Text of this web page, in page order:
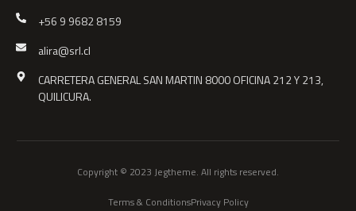
+56 9 9682 8159
alira@srl.cl
CARRETERA GENERAL SAN MARTIN 8000 OFICINA 212 Y 213,
QUILICURA.
Copyright © 2023 Jegtheme. All rights reserved.
Terms & ConditionsPrivacy Policy